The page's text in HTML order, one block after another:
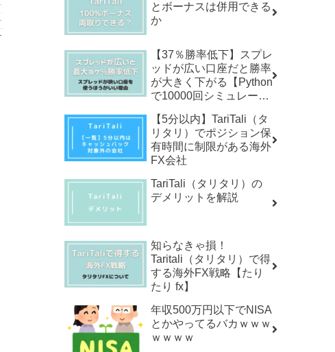
とボーナスは併用できる
か
【37％勝率低下】スプレ
ッドが広い口座だと勝率
が大きく下がる【Python
で10000回シミュレーシ
【5分以内】TariTali（タ
リタリ）でポジション保
有時間に制限がある海外
FX会社
TariTali（タリタリ）の
デメリットを解説
知らなきゃ損！
Taritali（タリタリ）で得
する海外FX戦略【たり
たり fx】
年収500万円以下でNISA
とかやってるバカｗｗｗ
ｗｗｗｗ